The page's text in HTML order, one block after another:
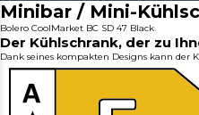
Minibar / Mini-
Bolero CoolMarket BC SD 47 Black
Der Kühlschrank, der zu
Dank seines kompakten Designs kann der